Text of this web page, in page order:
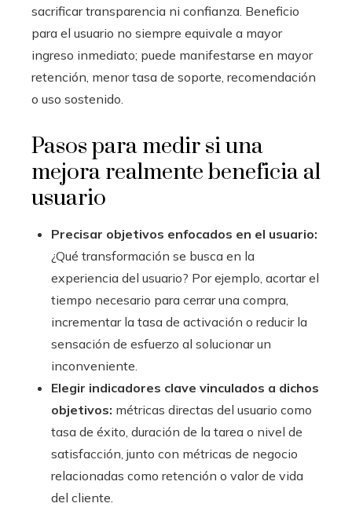
sacrificar transparencia ni confianza. Beneficio
para el usuario no siempre equivale a mayor
ingreso inmediato; puede manifestarse en mayor
retención, menor tasa de soporte, recomendación
o uso sostenido.
Pasos para medir si una
mejora realmente beneficia al
usuario
Precisar objetivos enfocados en el usuario:
¿Qué transformación se busca en la
experiencia del usuario? Por ejemplo, acortar el
tiempo necesario para cerrar una compra,
incrementar la tasa de activación o reducir la
sensación de esfuerzo al solucionar un
inconveniente.
Elegir indicadores clave vinculados a dichos
objetivos: métricas directas del usuario como
tasa de éxito, duración de la tarea o nivel de
satisfacción, junto con métricas de negocio
relacionadas como retención o valor de vida
del cliente.